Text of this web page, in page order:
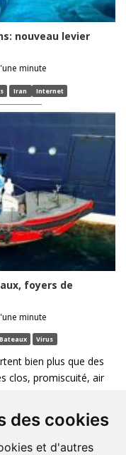
des cookies
et d'autres
nouveau levier
minute
Iran Internet
foyers de
minute
Bateaux Virus
bien plus que des
clos, promiscuité, air
pour la
XIVᵉ siècle jusqu’aux
par